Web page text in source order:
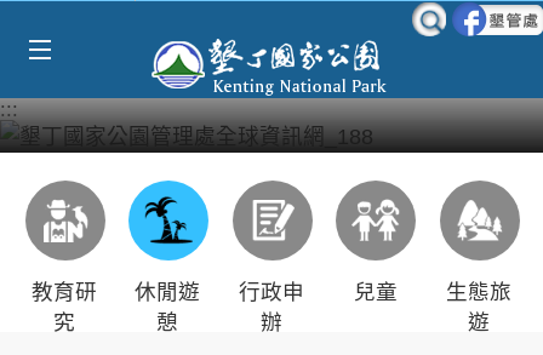
:::
教育研
究
休閒遊
憩
行政申
辦
兒童
生態旅
遊